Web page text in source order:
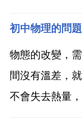
還是女人 你跟
選擇在外面有
初中物理的問
物態的改變，
間沒有溫差，
不會失去熱量